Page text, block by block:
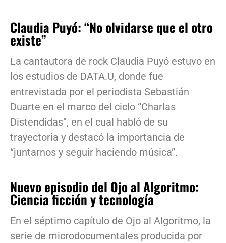
Claudia Puyó: “No olvidarse que el otro
existe”
La cantautora de rock Claudia Puyó estuvo en
los estudios de DATA.U, donde fue
entrevistada por el periodista Sebastián
Duarte en el marco del ciclo “Charlas
Distendidas”, en el cual habló de su
trayectoria y destacó la importancia de
“juntarnos y seguir haciendo música”.
Nuevo episodio del Ojo al Algoritmo:
Ciencia ficción y tecnología
En el séptimo capítulo de Ojo al Algoritmo, la
serie de microdocumentales producida por